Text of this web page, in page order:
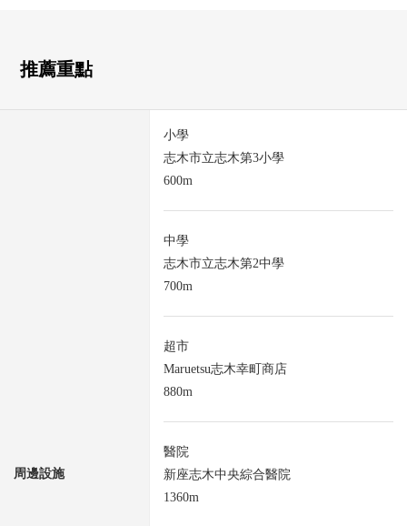
推薦重點
周邊設施
小學
志木市立志木第3小學
600m
中學
志木市立志木第2中學
700m
超市
Maruetsu志木幸町商店
880m
醫院
新座志木中央綜合醫院
1360m